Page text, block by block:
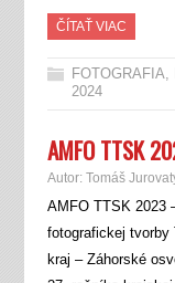
ČÍTAŤ VIAC
FOTOGRAFIA,
2024
AMFO TTSK
Autor: Tomáš
AMFO TTSK 2023
fotografickej tvorby
kraj – Záhorské